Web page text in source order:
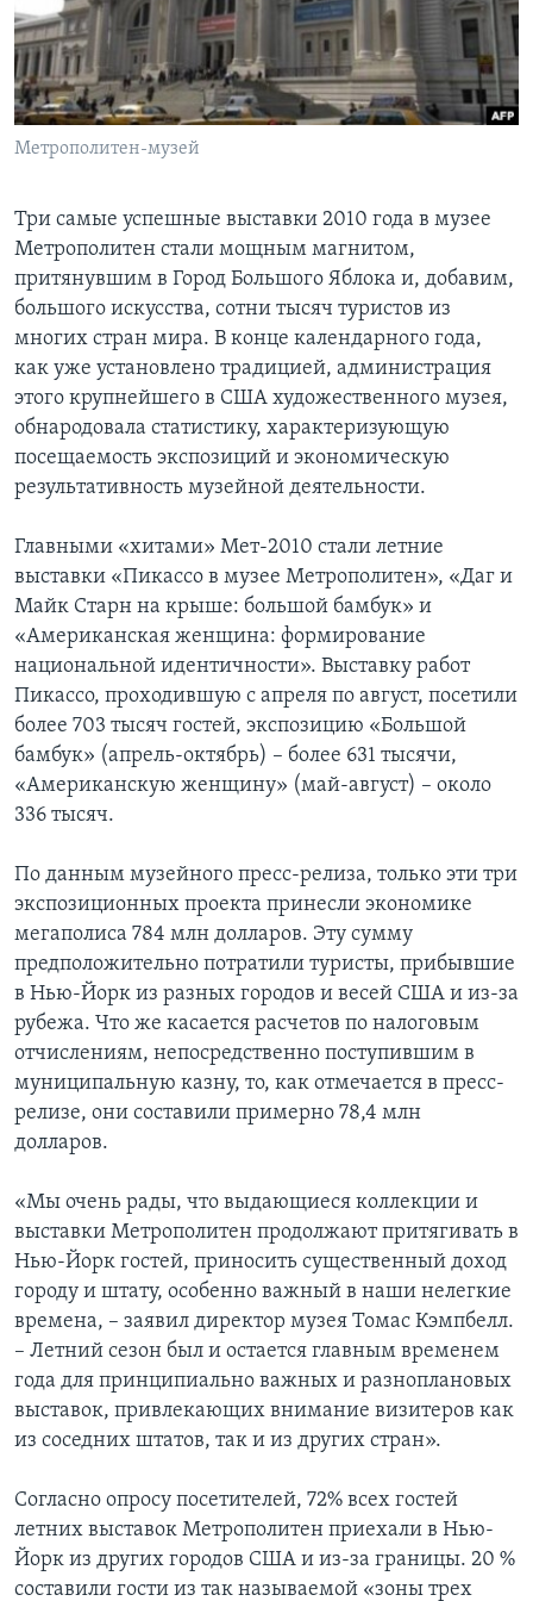
Learning English
СОЦИАЛЬНЫЕ СЕТИ
Языки
Метрополитен-музей
Три самые успешные выставки 2010 года в музее
Метрополитен стали мощным магнитом,
притянувшим в Город Большого Яблока и, добавим,
большого искусства, сотни тысяч туристов из
многих стран мира. В конце календарного года,
как уже установлено традицией, администрация
этого крупнейшего в США художественного музея,
обнародовала статистику, характеризующую
посещаемость экспозиций и экономическую
результативность музейной деятельности.
Главными «хитами» Мет-2010 стали летние
выставки «Пикассо в музее Метрополитен», «Даг и
Майк Старн на крыше: большой бамбук» и
«Американская женщина: формирование
национальной идентичности». Выставку работ
Пикассо, проходившую с апреля по август, посетили
более 703 тысяч гостей, экспозицию «Большой
бамбук» (апрель-октябрь) – более 631 тысячи,
«Американскую женщину» (май-август) – около
336 тысяч.
По данным музейного пресс-релиза, только эти три
экспозиционных проекта принесли экономике
мегаполиса 784 млн долларов. Эту сумму
предположительно потратили туристы, прибывшие
в Нью-Йорк из разных городов и весей США и из-за
рубежа. Что же касается расчетов по налоговым
отчислениям, непосредственно поступившим в
муниципальную казну, то, как отмечается в пресс-
релизе, они составили примерно 78,4 млн
долларов.
«Мы очень рады, что выдающиеся коллекции и
выставки Метрополитен продолжают притягивать в
Нью-Йорк гостей, приносить существенный доход
городу и штату, особенно важный в наши нелегкие
времена, – заявил директор музея Томас Кэмпбелл.
– Летний сезон был и остается главным временем
года для принципиально важных и разноплановых
выставок, привлекающих внимание визитеров как
из соседних штатов, так и из других стран».
Согласно опросу посетителей, 72% всех гостей
летних выставок Метрополитен приехали в Нью-
Йорк из других городов США и из-за границы. 20 %
составили гости из так называемой «зоны трех